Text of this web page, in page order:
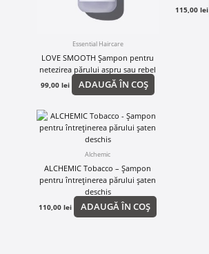
Essential Haircare
LOVE SMOOTH Șampon pentru
netezirea părului aspru sau rebel
99,00lei ADAUGĂ ÎN COȘ
115,00 lei
Alchemic
ALCHEMIC Tobacco – Șampon
pentru întreținerea părului șaten
deschis
110,00lei ADAUGĂ ÎN COȘ